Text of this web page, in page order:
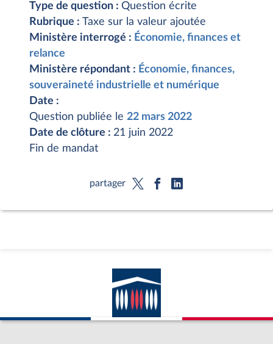
Type de question : Question écrite
Rubrique : Taxe sur la valeur ajoutée
Ministère interrogé : Économie, finances et
relance
Ministère répondant : Économie, finances,
souveraineté industrielle et numérique
Date :
Question publiée le 22 mars 2022
Date de clôture : 21 juin 2022
Fin de mandat
partager